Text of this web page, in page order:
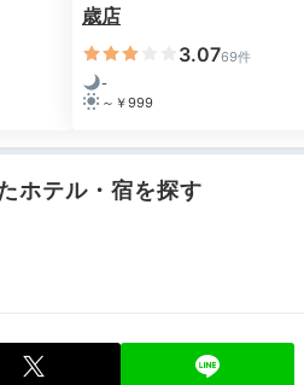
歳店
3.0769件
-
～￥999
ホテル・宿を探す